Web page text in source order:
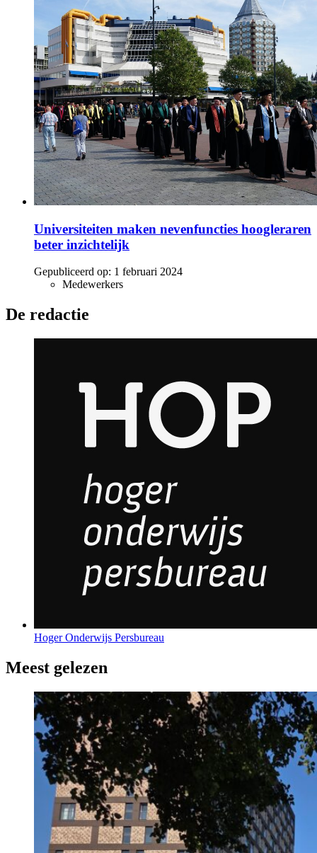
Universiteiten maken nevenfuncties hoogleraren
beter inzichtelijk
Gepubliceerd op: 1 februari 2024
Medewerkers
De redactie
Hoger Onderwijs Persbureau
Meest gelezen